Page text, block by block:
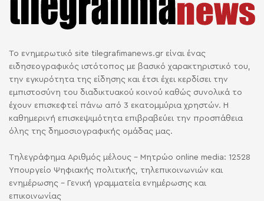
Το ενημερωτικό site tilegrafimanews.gr είναι ένας
ειδησεογραφικός ιστότοπος με βασικό χαρακτηριστικό του,
την εγκυρότητα της είδησης και έτσι έχει κερδίσει την
εμπιστοσύνη του διαδικτυακού κοινού καθώς συνολικά το
έχουν επισκεφτεί πάνω από 3 εκατομμύρια χρηστών. Η
καθημερινή επισκεψιμότητα επιβραβεύει την προσπάθεια
όλης της δημοσιογραφικής ομάδας μας.
Τηλεγράφημα Αριθμός μέλους - Μητρώο online media: 12528
Υπουργείο Ψηφιακής πολιτικής, τηλεπικοινωνιών και
ενημέρωσης - Γενική γραμματεία ενημέρωσης και
επικοινωνίας